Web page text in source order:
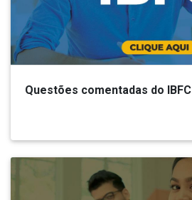
Questões comentadas do IBFC